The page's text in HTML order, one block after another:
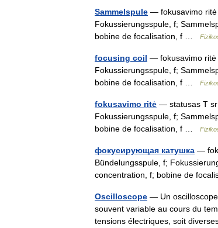
Sammelspule — fokusavimo ritė
Fokussierungsspule, f;
bobine de focalisation, f …
focusing coil — fokusavimo ritė
Fokussierungsspule, f;
bobine de focalisation, f …
fokusavimo ritė — statusas T
Fokussierungsspule, f;
bobine de focalisation, f …
фокусирующая катушка —
Bündelungsspule, f;
concentration, f; bobine de
Oscilloscope — Un
souvent variable au cours du
tensions électriques, soit